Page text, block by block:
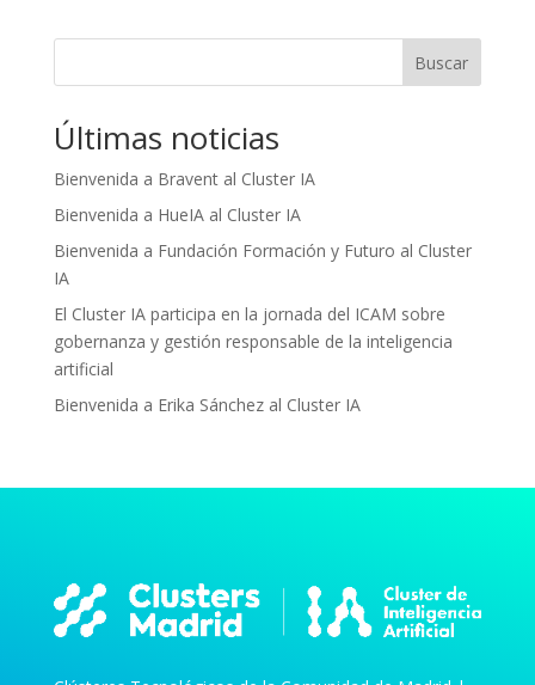
Buscar
Últimas noticias
Bienvenida a Bravent al Cluster IA
Bienvenida a HueIA al Cluster IA
Bienvenida a Fundación Formación y Futuro al Cluster
IA
El Cluster IA participa en la jornada del ICAM sobre
gobernanza y gestión responsable de la inteligencia
artificial
Bienvenida a Erika Sánchez al Cluster IA